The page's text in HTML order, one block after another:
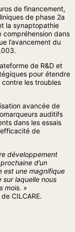
de financement,
de phase 2a
la synaptopathie
compréhension dans
l’avancement du
de R&D et
pour étendre
les troubles
avancée de
auditifs
dans les essais
de
développement
d’un
est une magnifique
sur laquelle nous
mois. »
CILCARE.